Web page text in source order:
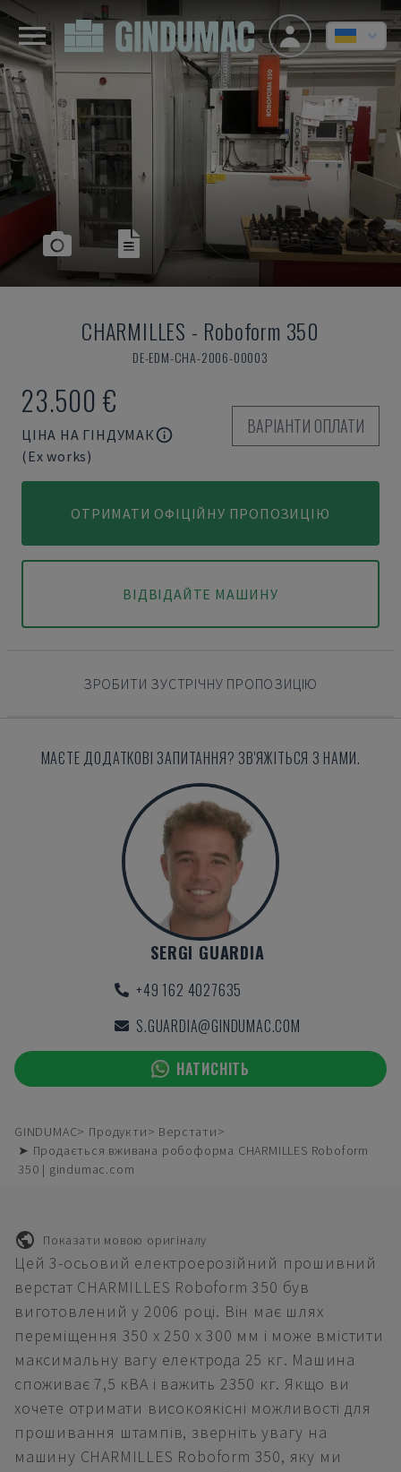
CHARMILLES - Roboform 350
DE-EDM-CHA-2006-00003
23.500 €
ЦІНА НА ГІНДУМАК
(Ex works)
ВАРІАНТИ ОПЛАТИ
ОТРИМАТИ ОФІЦІЙНУ ПРОПОЗИЦІЮ
ВІДВІДАЙТЕ МАШИНУ
ЗРОБИТИ ЗУСТРІЧНУ ПРОПОЗИЦІЮ
МАЄТЕ ДОДАТКОВІ ЗАПИТАННЯ? ЗВ'ЯЖІТЬСЯ З НАМИ.
SERGI GUARDIA
+49 162 4027635
S.GUARDIA@GINDUMAC.COM
НАТИСНІТЬ
GINDUMAC Продукти
Верстати
➤ Продається вживана робоформа CHARMILLES Roboform
350 | gindumac.com
Показати мовою оригіналу
Цей 3-осьовий електроерозійний прошивний
верстат CHARMILLES Roboform 350 був
виготовлений у 2006 році. Він має шлях
переміщення 350 x 250 x 300 мм і може вмістити
максимальну вагу електрода 25 кг. Машина
споживає 7,5 кВА і важить 2350 кг. Якщо ви
хочете отримати високоякісні можливості для
прошивання штампів, зверніть увагу на
машину CHARMILLES Roboform 350, яку ми